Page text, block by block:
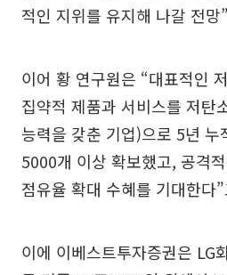
적인 지위를 유지해 나갈 전망
이어 황 연구원은 “대표적인
집약적 제품과 서비스를 저탄
능력을 갖춘 기업)으로 5년 누
5000개 이상 확보했고, 공격
점유율 확대 수혜를 기대한다
이에 이베스트투자증권은 LG